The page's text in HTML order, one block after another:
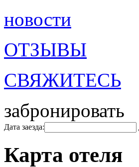
новости
ОТЗЫВЫ
СВЯЖИТЕСЬ
забронировать
Дата заезда:
Карта отеля